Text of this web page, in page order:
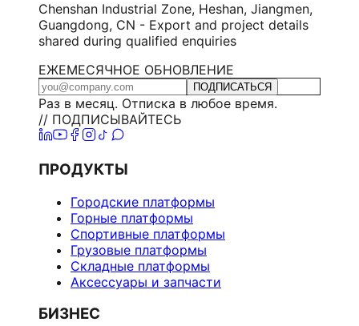
Chenshan Industrial Zone, Heshan, Jiangmen,
Guangdong, CN - Export and project details
shared during qualified enquiries
ЕЖЕМЕСЯЧНОЕ ОБНОВЛЕНИЕ
ПОДПИСАТЬСЯ
Раз в месяц. Отписка в любое время.
// ПОДПИСЫВАЙТЕСЬ
ПРОДУКТЫ
Городские платформы
Горные платформы
Спортивные платформы
Грузовые платформы
Складные платформы
Аксессуары и запчасти
БИЗНЕС